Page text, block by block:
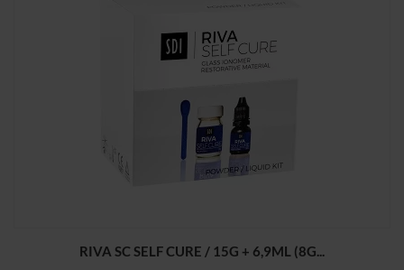
RIVA SC SELF CURE / 15G + 6,9ML (8G...